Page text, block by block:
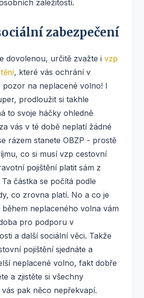
záležitostí.
zabezpečení
dovolenou, určitě zvažte i vzp
, které vás ochrání v
pozor na neplacené volno! I
prodloužit si takhle
to svoje háčky ohledně
vás v té době neplatí žádné
rázem stanete OBZP - prostě
co si musí vzp cestovní
pojištění platit sám z
částka se počítá podle
co zrovna platí. No a co je
neplaceného volna vám
pro podporu v
a další sociální věci. Takže
pojištění sjednáte a
neplacené volno, fakt dobře
a zjistěte si všechny
pak něco nepřekvapí.